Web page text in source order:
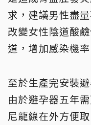
求，建議男性盡
改變女性陰道酸
道，增加感染機率
至於生產完安裝
由於避孕器五年
尼龍線在外方便